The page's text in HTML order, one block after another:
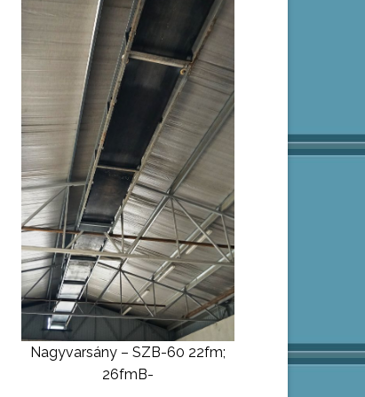
Nagyvarsány – SZB-60 22fm;
26fmB-